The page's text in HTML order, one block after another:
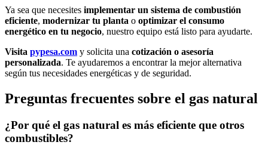
Ya sea que necesites implementar un sistema de combustión
eficiente, modernizar tu planta o optimizar el consumo
energético en tu negocio, nuestro equipo está listo para ayudarte.
Visita pypesa.com y solicita una cotización o asesoría
personalizada. Te ayudaremos a encontrar la mejor alternativa
según tus necesidades energéticas y de seguridad.
Preguntas frecuentes sobre el gas natural
¿Por qué el gas natural es más eficiente que otros
combustibles?